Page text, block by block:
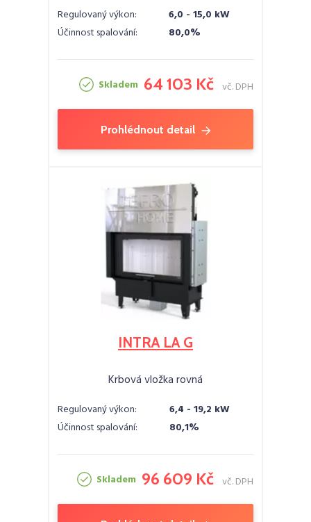
Regulovaný výkon:
6,0 - 15,0 kW
Účinnost spalování:
80,0%
Skladem 64 103 Kč vč. DPH
Prohlédnout detail
INTRA LA G
Krbová vložka rovná
Regulovaný výkon:
6,4 - 19,2 kW
Účinnost spalování:
80,1%
Skladem 96 609 Kč vč. DPH